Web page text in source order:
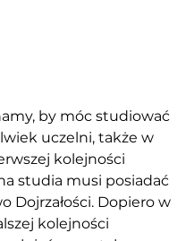
by móc studiować
uczelni, także w
kolejności
studia musi posiadać
Dojrzałości. Dopiero w
kolejności